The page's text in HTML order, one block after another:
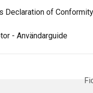
Declaration of Conformity
- Användarguide